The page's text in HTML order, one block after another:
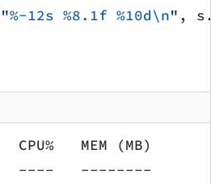
"%-12s %8.1f %10d\n" ,
MEM (MB)
----   --------